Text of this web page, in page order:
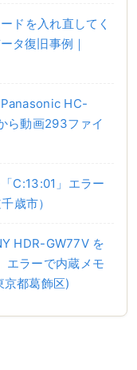
ドを入れ直してく
タ復旧事例｜
Panasonic HC-
ら動画293ファイ
C:13:01」エラー
歳市）
HDR-GW77V を
エラーで内蔵メモ
京都葛飾区)